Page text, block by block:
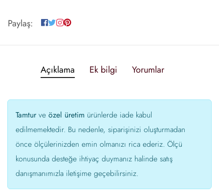
Paylaş:
Açıklama Ek bilgi Yorumlar
Tamtur ve özel üretim ürünlerde iade kabul
edilmemektedir. Bu nedenle, siparişinizi oluşturmadan
önce ölçülerinizden emin olmanızı rica ederiz. Ölçü
konusunda desteğe ihtiyaç duymanız halinde satış
danışmanımızla iletişime geçebilirsiniz.